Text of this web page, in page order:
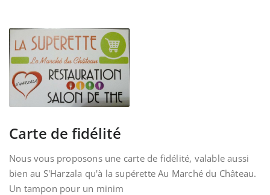
Carte de fidélité
Nous vous proposons une carte de fidélité, valable aussi
bien au S'Harzala qu'à la supérette Au Marché du Château.
Un tampon pour un minim